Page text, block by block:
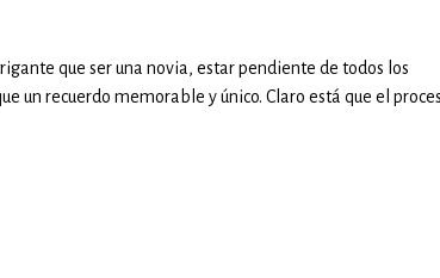
que ser una novia, estar pendiente de todos los
un recuerdo memorable y único. Claro está que el